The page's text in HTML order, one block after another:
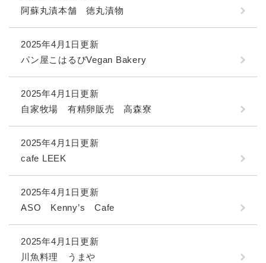
阿蘇丸漬本舗 徳丸漬物
2025年4月1日更新
パン屋こはるびVegan Bakery
2025年4月1日更新
自家牧場 有精卵販売 高森寮
2025年4月1日更新
cafe LEEK
2025年4月1日更新
ASO Kenny’s Cafe
2025年4月1日更新
川魚料理 うまや